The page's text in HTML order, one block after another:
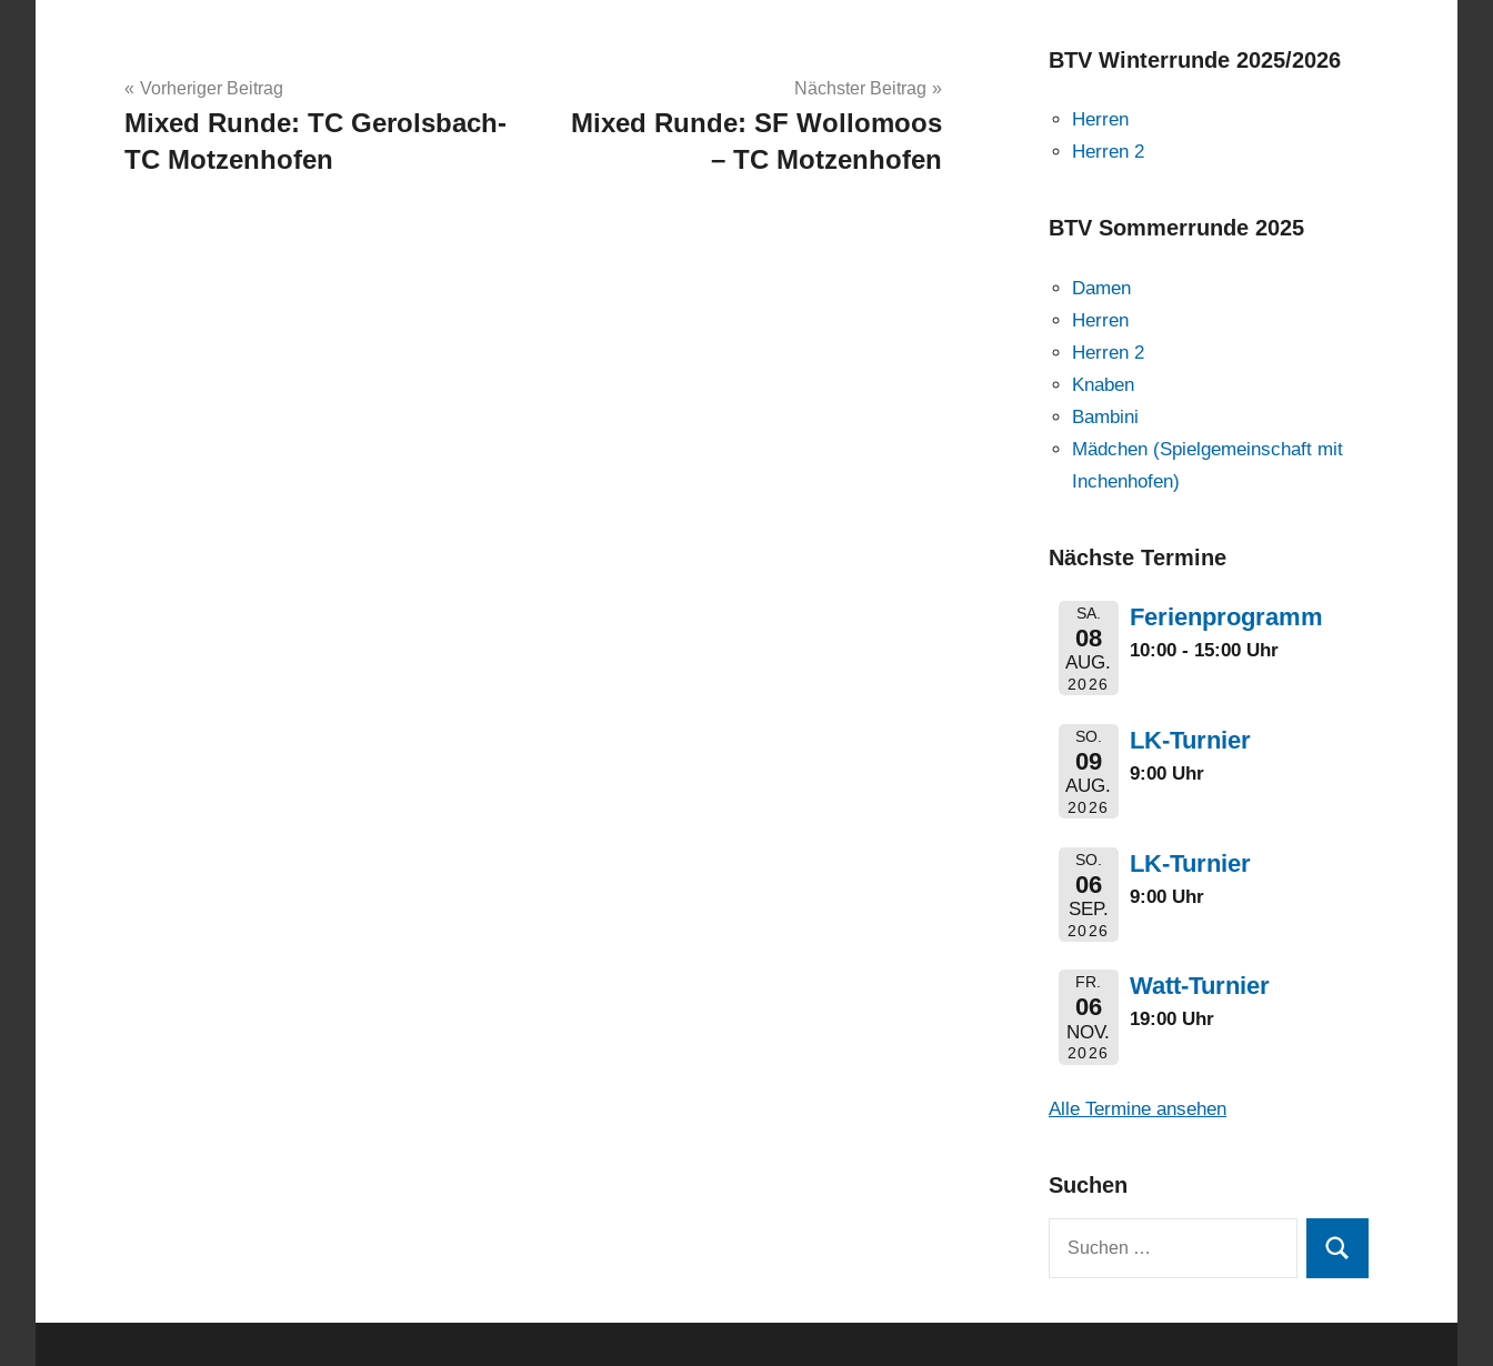
Beitragsnavigation
Vorheriger Beitrag
Mixed Runde: TC Gerolsbach-
TC Motzenhofen
Nächster Beitrag
Mixed Runde: SF Wollomoos
– TC Motzenhofen
BTV Winterrunde 2025/2026
Herren
Herren 2
BTV Sommerrunde 2025
Damen
Herren
Herren 2
Knaben
Bambini
Mädchen (Spielgemeinschaft mit
Inchenhofen)
Nächste Termine
SA.
08
AUG.
2026
Ferienprogramm
10:00 - 15:00 Uhr
SO.
09
AUG.
2026
LK-Turnier
9:00 Uhr
SO.
06
SEP.
2026
LK-Turnier
9:00 Uhr
FR.
06
NOV.
2026
Watt-Turnier
19:00 Uhr
Alle Termine ansehen
Suchen
Suchen